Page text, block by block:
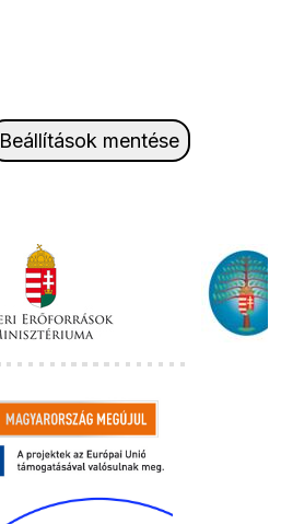
Beállítások mentése